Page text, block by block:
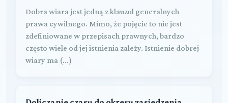
Dobra wiara jest jedną z klauzul generalnych
prawa cywilnego. Mimo, że pojęcie to nie jest
zdefiniowane w przepisach prawnych, bardzo
często wiele od jej istnienia zależy. Istnienie dobrej
wiary ma (...)